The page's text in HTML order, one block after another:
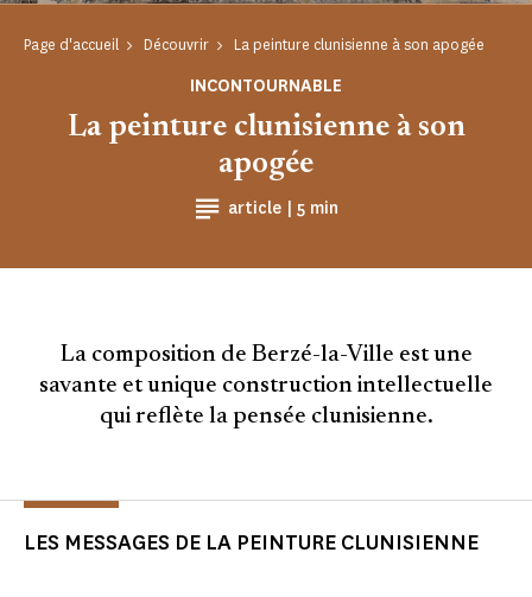
Page d'accueil Découvrir La peinture clunisienne à son apogée
INCONTOURNABLE
article | Temps de Lecture
5 min
La peinture clunisienne à son
apogée
La composition de Berzé-la-Ville est une
savante et unique construction intellectuelle
qui reflète la pensée clunisienne.
LES MESSAGES DE LA PEINTURE CLUNISIENNE